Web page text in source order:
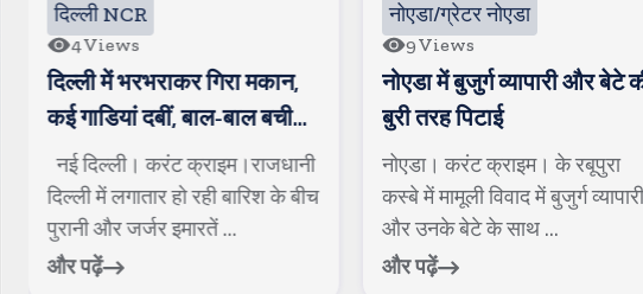
नोएडा/ग्रेटर नोएडा
9Views
नोएडा में बुजुर्ग व्यापारी और बेटे की
बुरी तरह पिटाई
नोएडा। करंट क्राइम। के रबूपुरा
कस्बे में मामूली विवाद में बुजुर्ग व्यापारी
और उनके बेटे के साथ ...
और पढ़ें
दिल्ली NCR
72Views
एक लाख के इनामी फुरकान को
पुलिस ने किया ढेर, 30 से ज्यादा
गंभीर मामले थे दर्ज
शामली। करंट क्राइम। यूपी की
शामली पुलिस की बड़ी सफलता मिली
है। टीम ने एक लाख के इनामी बदमाश
फु...
और पढ़ें